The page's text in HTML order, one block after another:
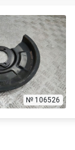
№ 106526